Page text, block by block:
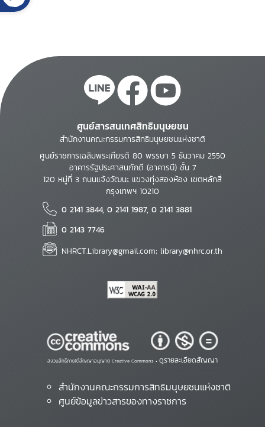
ศูนย์สารสนเทศสิทธิมนุษยชน
สำนักงานคณะกรรมการสิทธิมนุษยชนแห่งชาติ
ศูนย์ราชการเฉลิมพระเกียรติ 80 พรรษา 5 ธันวาคม 2550
อาคารรัฐประศาสนภักดี (อาคารบี) ชั้น 7
120 หมู่ที่ 3 ถนนแจ้งวัฒนะ แขวงทุ่งสองห้อง เขตหลักสี่
กรุงเทพฯ 10210
0 2141 3844, 0 2141 1987, 0 2141 3881
0 2143 7746
NHRCT.Library@gmail.com; library@nhrc.or.th
สงวนสิทธิ์ภายใต้สัญญาอนุญาต Creative Commons • ดูรายละเอียดสัญญา
สำนักงานคณะกรรมการสิทธิมนุษยชนแห่งชาติ
ศูนย์ข้อมูลข่าวสารของทางราชการ